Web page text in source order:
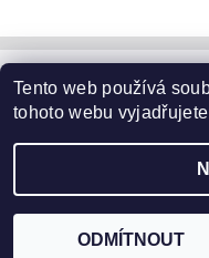
www.nahradni-uhliky.cz
Tento web používá
tohoto webu
ODMÍTNOUT